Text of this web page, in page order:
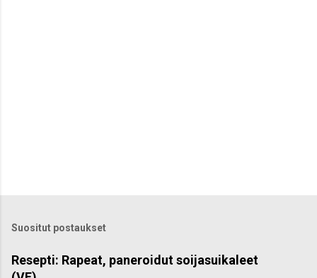
Suositut postaukset
Resepti: Rapeat, paneroidut soijasuikaleet